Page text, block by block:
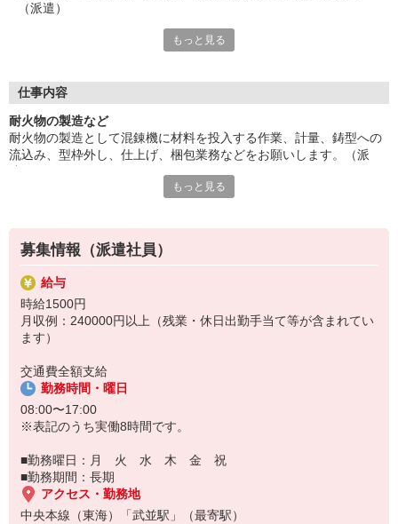
（派遣）
派遣先に直接雇用してもらえるようサポートします。未経験者大
り、安心サポート。20代・30代の方々が活躍中。残業は少なめ
■お友達紹介キャンペーン！デジタルギフト3000円分プレゼント
（当社規定あり）
『テクノ・サービス』は、派遣業界大手スタッフサービスグルー
じたお仕事をご案内します。
安全管理体制も万全ですので安心してご就業いただけます。
登録方法は、【オンライン】【電話】【登録会来場】の3つから
選べます♪
★★履歴書・証明写真は不要！★★
また、ご登録済の方はお仕事の紹介がスムーズです。
ご応募お待ちしています。
もっと見る
仕事内容
耐火物の製造など
耐火物の製造として混錬機に材料を投入する作業、計量、鋳型への
流込み、型枠外し、仕上げ、梱包業務などをお願いします。（派
派遣先に直接雇用してもらえるようサポートします。未経験者大歓
安心サポート。20代・30代の方々が活躍中。残業は少なめです。
もっと見る
募集情報（派遣社員）
給与
時給1500円
月収例：240000円以上（残業・休日出勤手当て等が含まれてい
ます）
交通費全額支給
勤務時間・曜日
08:00〜17:00
※表記のうち実働8時間です。
■勤務曜日：月 火 水 木 金 祝
■勤務期間：長期
アクセス・勤務地
中央本線（東海）「武並駅」（最寄駅）